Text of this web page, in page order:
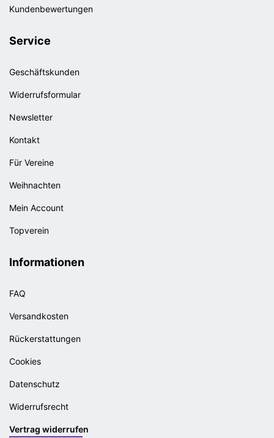
Kundenbewertungen
Service
Geschäftskunden
Widerrufsformular
Newsletter
Kontakt
Für Vereine
Weihnachten
Mein Account
Topverein
Informationen
FAQ
Versandkosten
Rückerstattungen
Cookies
Datenschutz
Widerrufsrecht
Vertrag widerrufen